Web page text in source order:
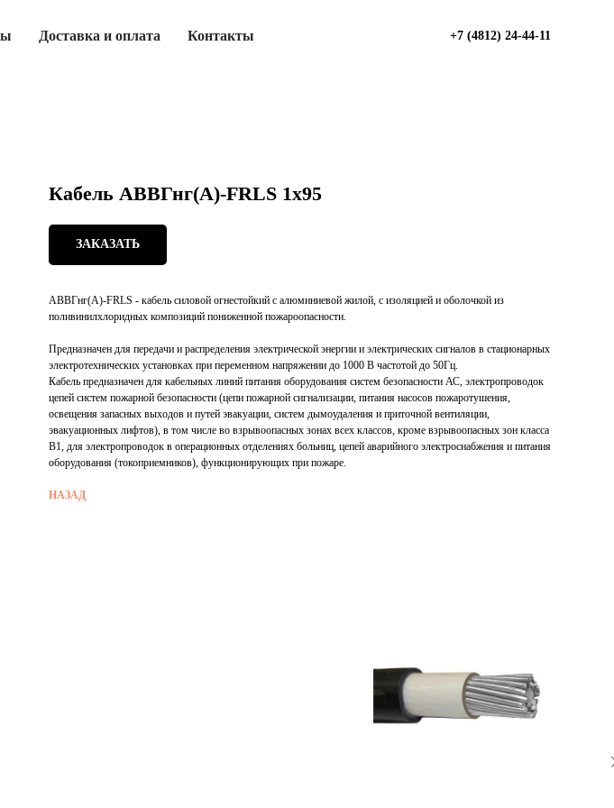
Доставка и оплата Контакты +7 (4812) 24-44-11
Кабель АВВГнг(А)-FRLS 1х95
ЗАКАЗАТЬ
АВВГнг(А)-FRLS - кабель силовой огнестойкий с алюминиевой жилой, с изоляцией и оболочкой из
поливинилхлоридных композиций пониженной пожароопасности.
Предназначен для передачи и распределения электрической энергии и электрических сигналов в стационарных
электротехнических установках при переменном напряжении до 1000 В частотой до 50Гц.
Кабель предназначен для кабельных линий питания оборудования систем безопасности АС, электропроводок
цепей систем пожарной безопасности (цепи пожарной сигнализации, питания насосов пожаротушения,
освещения запасных выходов и путей эвакуации, систем дымоудаления и приточной вентиляции,
эвакуационных лифтов), в том числе во взрывоопасных зонах всех классов, кроме взрывоопасных зон класса
В1, для электропроводок в операционных отделениях больниц, цепей аварийного электроснабжения и питания
оборудования (токоприемников), функционирующих при пожаре.
НАЗАД